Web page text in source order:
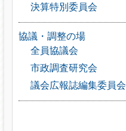
決算特別委員会
協議・調整の場
全員協議会
市政調査研究会
議会広報誌編集委員会